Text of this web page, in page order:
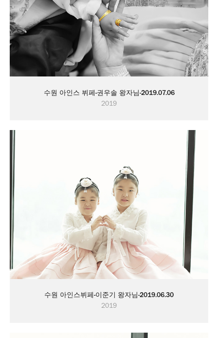
수원 아인스 뷔페-권우솔 왕자님-2019.07.06
2019
수원 아인스뷔페-이준기 왕자님-2019.06.30
2019